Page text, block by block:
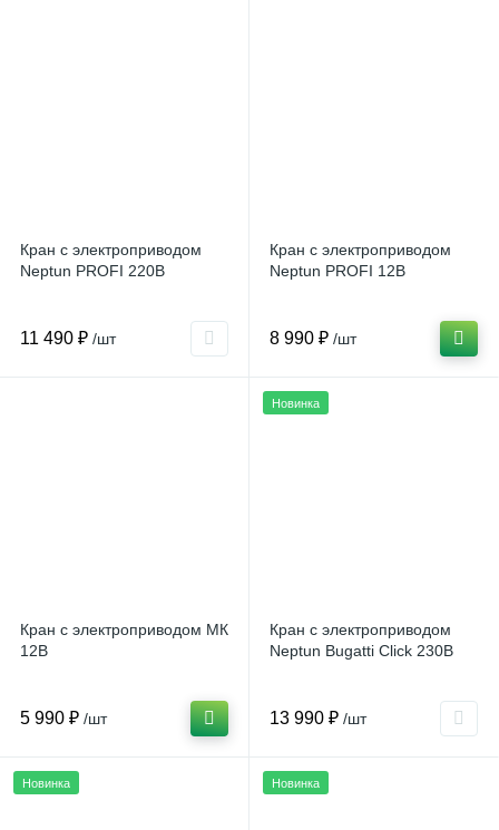
Кран с электроприводом
Neptun PROFI 220В
11 490 ₽ /шт
Кран с электроприводом
Neptun PROFI 12В
8 990 ₽ /шт
Кран с электроприводом МК
12B
5 990 ₽ /шт
Новинка
Кран с электроприводом
Neptun Bugatti Click 230В
13 990 ₽ /шт
Новинка Новинка